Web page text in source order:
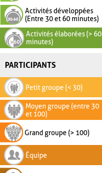
Activités développées
(Entre 30 et 60 minutes)
Activités élaborées (> 60
minutes)
PARTICIPANTS
Petit groupe (< 30)
Moyen groupe (entre 30
et 100)
Grand groupe (> 100)
Équipe